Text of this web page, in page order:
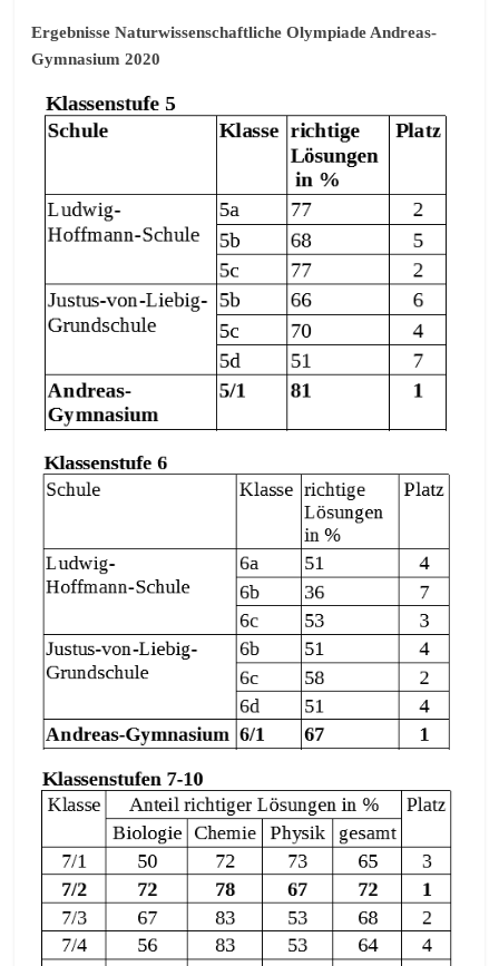
Ergebnisse Naturwissenschaftliche Olympiade Andreas-
Gymnasium 2020